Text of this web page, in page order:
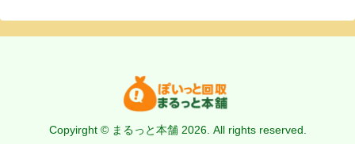
Copyirght © まるっと本舗 2026. All rights reserved.